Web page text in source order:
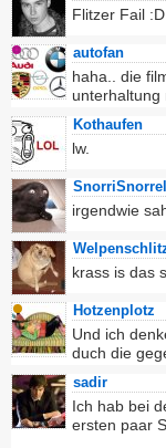
Flitzer Fail :D
autofan
haha.. die
unterhaltung
Kothaufen
lw.
irgendwie
krass is das
Hotzenplotz
Und ich
duch die
sadir
Ich hab bei
ersten paar